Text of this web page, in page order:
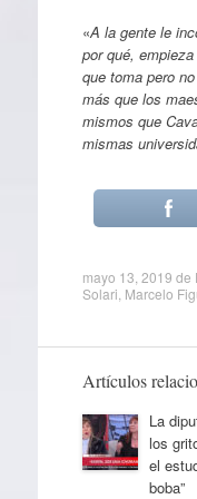
«A la gente le
por qué,
que toma pero
más que los
mismos que
mismas
mayo 13, 2019 de
Solari Marcelo
Artículos
La
los
el
boba”